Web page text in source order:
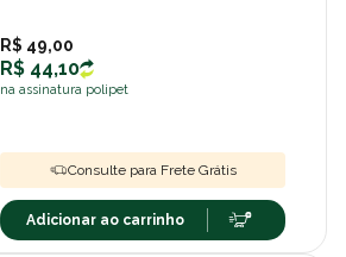
R$ 49,00
R$ 44,10
na assinatura polipet
Consulte para Frete Grátis
Adicionar ao carrinho